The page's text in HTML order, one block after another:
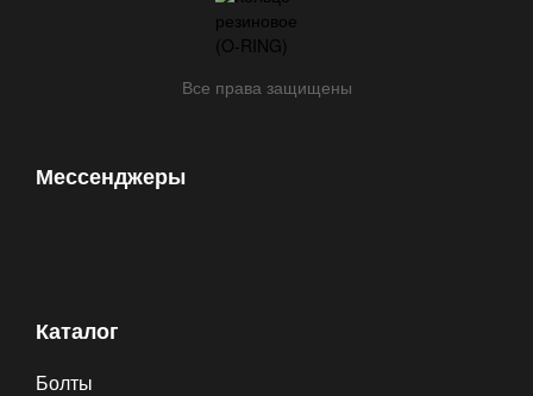
Все права защищены
Мессенджеры
Каталог
Болты